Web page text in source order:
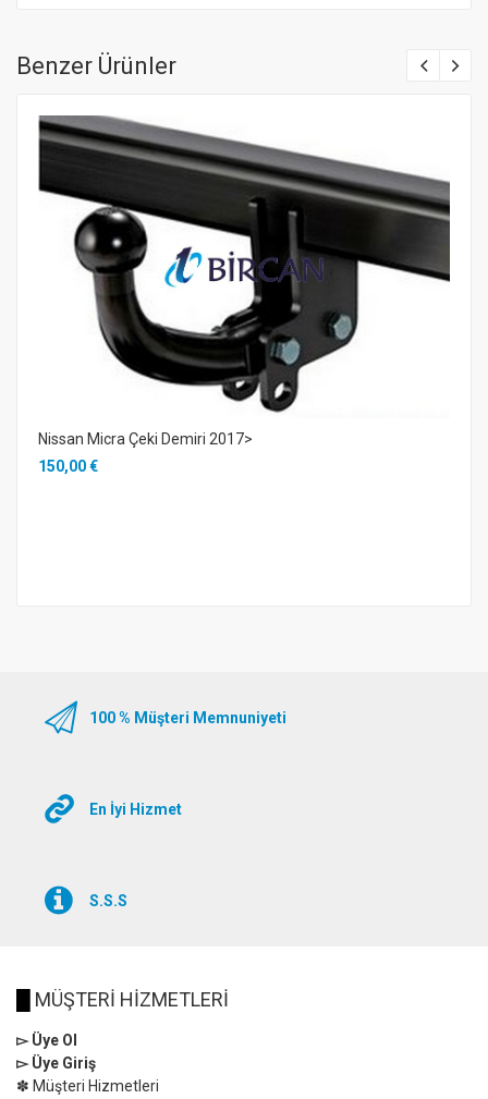
Benzer Ürünler
Nissan Micra Çeki Demiri 2017>
150,00 €
100 % Müşteri Memnuniyeti
En İyi Hizmet
S.S.S
MÜŞTERİ HİZMETLERİ
▻ Üye Ol
▻ Üye Giriş
✽ Müşteri Hizmetleri